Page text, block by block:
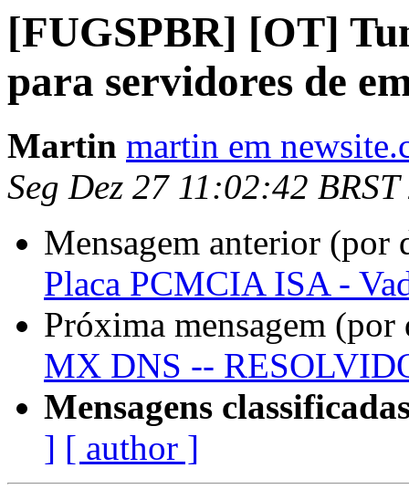
[FUGSPBR] [OT]
para servidores de
Martin martin em
Seg Dez 27 11:02:42
Mensagem anterior (por
Placa PCMCIA ISA -
Próxima mensagem
MX DNS --
Mensagens
] [ author ]